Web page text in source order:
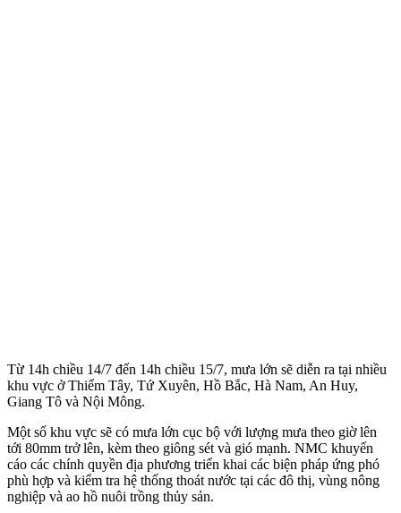
Từ 14h chiều 14/7 đến 14h chiều 15/7, mưa lớn sẽ diễn ra tại nhiều
khu vực ở Thiểm Tây, Tứ Xuyên, Hồ Bắc, Hà Nam, An Huy,
Giang Tô và Nội Mông.
Một số khu vực sẽ có mưa lớn cục bộ với lượng mưa theo giờ lên
tới 80mm trở lên, kèm theo giông sét và gió mạnh. NMC khuyến
cáo các chính quyền địa phương triển khai các biện pháp ứng phó
phù hợp và kiểm tra hệ thống thoát nước tại các đô thị, vùng nông
nghiệp và ao hồ nuôi trồng thủy sản.